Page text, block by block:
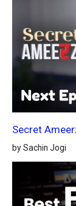
Secret
by Sachin Jogi